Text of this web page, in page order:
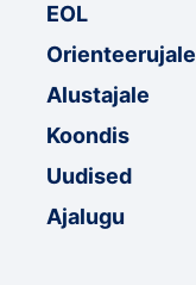
EOL
Orienteerujale
Alustajale
Koondis
Uudised
Ajalugu